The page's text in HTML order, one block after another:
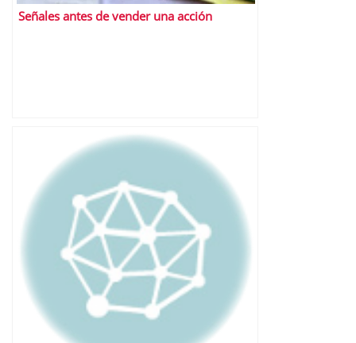
Señales antes de vender una acción